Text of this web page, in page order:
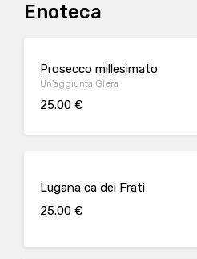
Enoteca
Prosecco millesimato
Un'aggiunta Glera
25.00 €
Lugana ca dei Frati
25.00 €